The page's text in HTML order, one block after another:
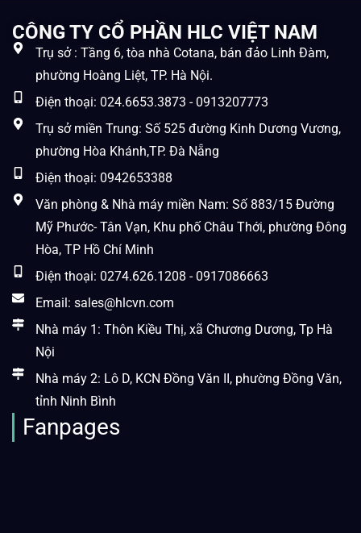
CÔNG TY CỔ PHẦN HLC VIỆT NAM
Trụ sở : Tầng 6, tòa nhà Cotana, bán đảo Linh Đàm,
phường Hoàng Liệt, TP. Hà Nội.
Điện thoại: 024.6653.3873 - 0913207773
Trụ sở miền Trung: Số 525 đường Kinh Dương Vương,
phường Hòa Khánh,TP. Đà Nẵng
Điện thoại: 0942653388
Văn phòng & Nhà máy miền Nam: Số 883/15 Đường
Mỹ Phước- Tân Vạn, Khu phố Châu Thới, phường Đông
Hòa, TP Hồ Chí Minh
Điện thoại: 0274.626.1208 - 0917086663
Email: sales@hlcvn.com
Nhà máy 1: Thôn Kiều Thị, xã Chương Dương, Tp Hà
Nội
Nhà máy 2: Lô D, KCN Đồng Văn II, phường Đồng Văn,
tỉnh Ninh Bình
Fanpages